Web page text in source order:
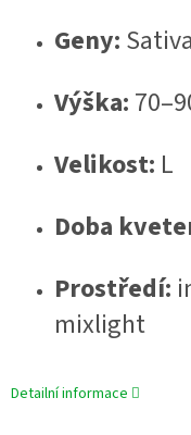
Geny:
Výška:
Velikost: L
Doba
Prostředí:
mixlight
Detailní informace